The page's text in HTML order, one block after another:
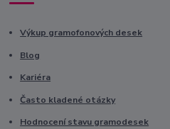
Výkup gramofonových desek
Blog
Kariéra
Často kladené otázky
Hodnocení stavu gramodesek